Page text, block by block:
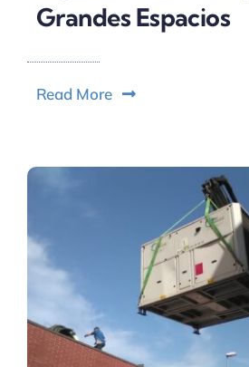
Grandes Espacios
Read More